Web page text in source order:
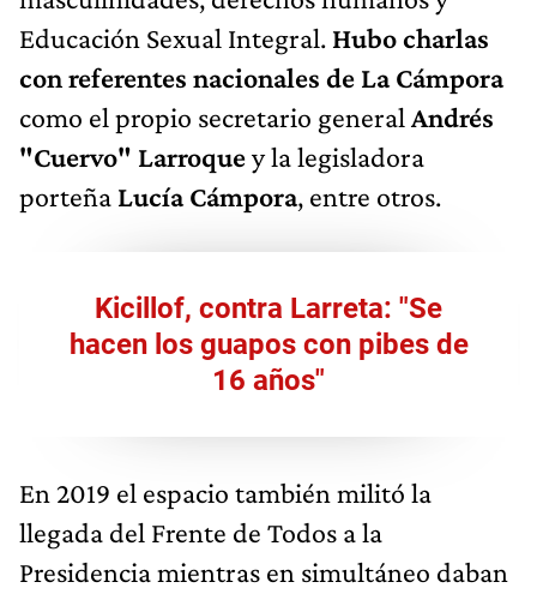
Educación Sexual Integral. Hubo charlas
con referentes nacionales de La Cámpora
como el propio secretario general Andrés
"Cuervo" Larroquey la legisladora
porteña Lucía Cámpora, entre otros.
Kicillof, contra Larreta: "Se
hacen los guapos con pibes de
16 años"
En 2019 el espacio también militó la
llegada del Frente de Todos a la
Presidencia mientras en simultáneo daban